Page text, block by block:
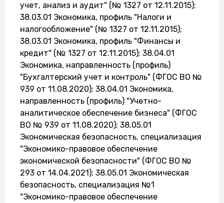
учет, анализ и аудит" (№ 1327 от 12.11.2015);
38.03.01 Экономика, профиль "Налоги и
налогообложение" (№ 1327 от 12.11.2015);
38.03.01 Экономика, профиль "Финансы и
кредит" (№ 1327 от 12.11.2015); 38.04.01
Экономика, направленность (профиль)
"Бухгалтерский учет и контроль" (ФГОС ВО №
939 от 11.08.2020); 38.04.01 Экономика,
направленность (профиль) "Учетно-
аналитическое обеспечение бизнеса" (ФГОС
ВО № 939 от 11.08.2020); 38.05.01
Экономическая безопасность, специализация
"Экономико-правовое обеспечение
экономической безопасности" (ФГОС ВО №
293 от 14.04.2021); 38.05.01 Экономическая
безопасность, специализация №1
"Экономико-правовое обеспечение